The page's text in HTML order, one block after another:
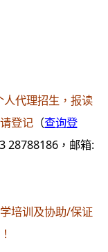
代理招生，报读
登记（查询登
28788186，邮箱:
培训及协助/保证